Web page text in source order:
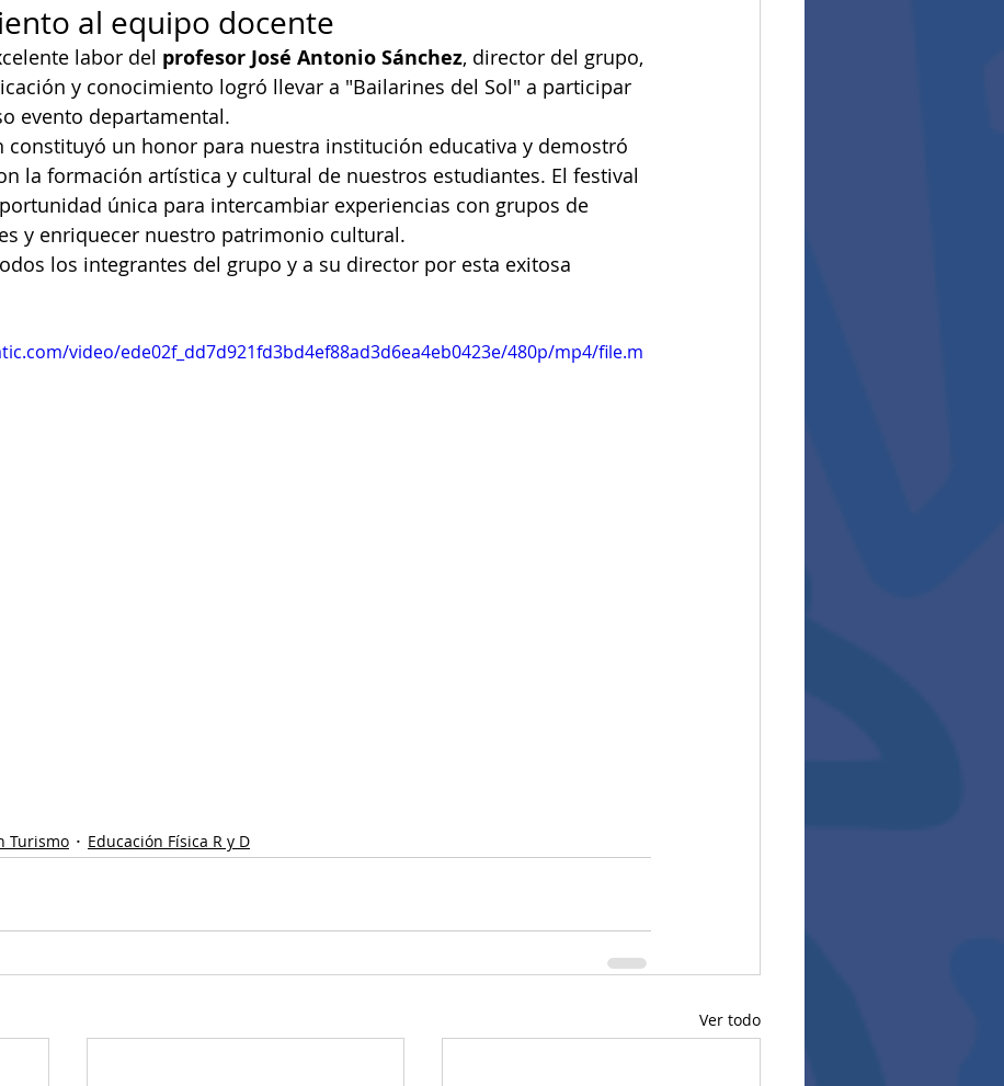
al equipo docente
labor del profesor José Antonio Sánchez, director del grupo,
y conocimiento logró llevar a "Bailarines del Sol" a participar
evento departamental.
constituyó un honor para nuestra institución educativa y demostró
la formación artística y cultural de nuestros estudiantes. El festival
única para intercambiar experiencias con grupos de
y enriquecer nuestro patrimonio cultural.
los integrantes del grupo y a su director por esta exitosa
video/ede02f_dd7d921fd3bd4ef88ad3d6ea4eb0423e/480p/mp4/file.m
Turismo Educación Física R y D
Ver todo